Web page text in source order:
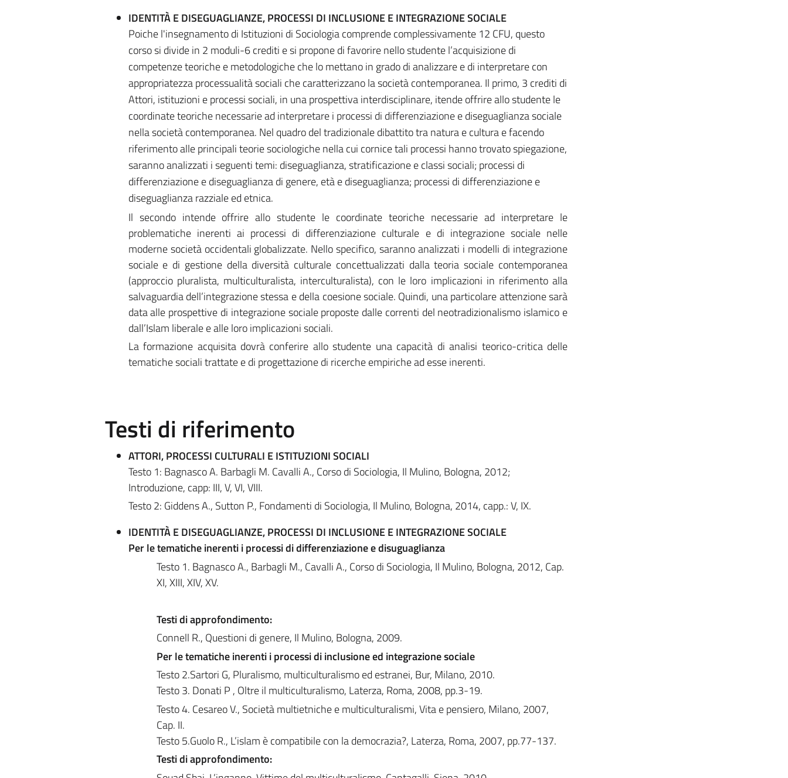
IDENTITÀ E DISEGUAGLIANZE, PROCESSI DI INCLUSIONE E INTEGRAZIONE SOCIALE
Poiche l'insegnamento di Istituzioni di Sociologia comprende complessivamente 12 CFU, questo
corso si divide in 2 moduli-6 crediti e si propone di favorire nello studente l’acquisizione di
competenze teoriche e metodologiche che lo mettano in grado di analizzare e di interpretare con
appropriatezza processualità sociali che caratterizzano la società contemporanea. Il primo, 3 crediti di
Attori, istituzioni e processi sociali, in una prospettiva interdisciplinare, itende offrire allo studente le
coordinate teoriche necessarie ad interpretare i processi di differenziazione e diseguaglianza sociale
nella società contemporanea. Nel quadro del tradizionale dibattito tra natura e cultura e facendo
riferimento alle principali teorie sociologiche nella cui cornice tali processi hanno trovato spiegazione,
saranno analizzati i seguenti temi: diseguaglianza, stratificazione e classi sociali; processi di
differenziazione e diseguaglianza di genere, età e diseguaglianza; processi di differenziazione e
diseguaglianza razziale ed etnica.
Il secondo intende offrire allo studente le coordinate teoriche necessarie ad interpretare le
problematiche inerenti ai processi di differenziazione culturale e di integrazione sociale nelle
moderne società occidentali globalizzate. Nello specifico, saranno analizzati i modelli di integrazione
sociale e di gestione della diversità culturale concettualizzati dalla teoria sociale contemporanea
(approccio pluralista, multiculturalista, interculturalista), con le loro implicazioni in riferimento alla
salvaguardia dell’integrazione stessa e della coesione sociale. Quindi, una particolare attenzione sarà
data alle prospettive di integrazione sociale proposte dalle correnti del neotradizionalismo islamico e
dall’Islam liberale e alle loro implicazioni sociali.
La formazione acquisita dovrà conferire allo studente una capacità di analisi teorico-critica delle
tematiche sociali trattate e di progettazione di ricerche empiriche ad esse inerenti.
Testi di riferimento
ATTORI, PROCESSI CULTURALI E ISTITUZIONI SOCIALI
Testo 1: Bagnasco A. Barbagli M. Cavalli A., Corso di Sociologia, Il Mulino, Bologna, 2012;
Introduzione, capp: III, V, VI, VIII.
Testo 2: Giddens A., Sutton P., Fondamenti di Sociologia, Il Mulino, Bologna, 2014, capp.: V, IX.
IDENTITÀ E DISEGUAGLIANZE, PROCESSI DI INCLUSIONE E INTEGRAZIONE SOCIALE
Per le tematiche inerenti i processi di differenziazione e disuguaglianza
Testo 1. Bagnasco A., Barbagli M., Cavalli A., Corso di Sociologia, Il Mulino, Bologna, 2012, Cap.
XI, XIII, XIV, XV.
Testi di approfondimento:
Connell R., Questioni di genere, Il Mulino, Bologna, 2009.
Per le tematiche inerenti i processi di inclusione ed integrazione sociale
Testo 2.Sartori G, Pluralismo, multiculturalismo ed estranei, Bur, Milano, 2010.
Testo 3. Donati P , Oltre il multiculturalismo, Laterza, Roma, 2008, pp.3-19.
Testo 4. Cesareo V., Società multietniche e multiculturalismi, Vita e pensiero, Milano, 2007,
Cap. II.
Testo 5.Guolo R., L’islam è compatibile con la democrazia?, Laterza, Roma, 2007, pp.77-137.
Testi di approfondimento: